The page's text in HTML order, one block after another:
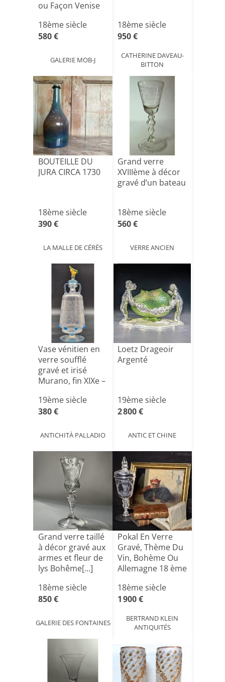
ou Façon Venise
18ème siècle
580 €
GALERIE MOB-J
18ème siècle
950 €
CATHERINE DAVEAU-
BITTON
BOUTEILLE DU
JURA CIRCA 1730
18ème siècle
390 €
LA MALLE DE CÉRÈS
Grand verre
XVIIIème à décor
gravé d’un bateau
18ème siècle
560 €
VERRE ANCIEN
Vase vénitien en
verre soufflé
gravé et irisé
Murano, fin XIXe –
19ème siècle
380 €
ANTICHITÀ PALLADIO
Loetz Drageoir
Argenté
19ème siècle
2 800 €
ANTIC ET CHINE
Grand verre taillé
à décor gravé aux
armes et fleur de
lys Bohême[...]
18ème siècle
850 €
GALERIE DES FONTAINES
Pokal En Verre
Gravé, Thème Du
Vin, Bohème Ou
Allemagne 18 ème
18ème siècle
1 900 €
BERTRAND KLEIN
ANTIQUITÉS